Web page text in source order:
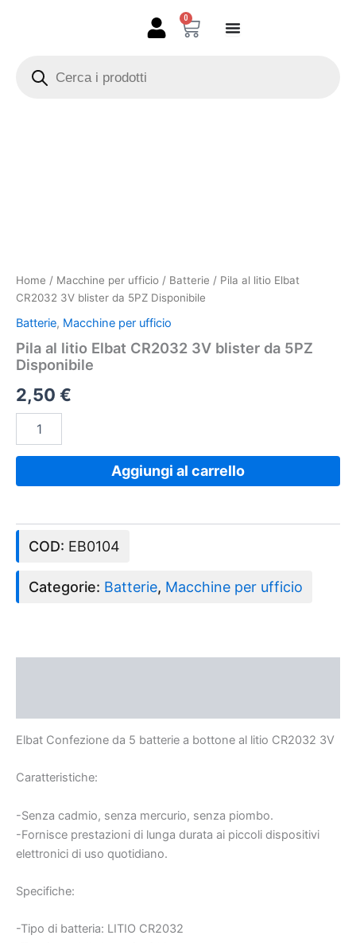
0
Carrello
search
Home / Macchine per ufficio / Batterie / Pila al litio Elbat
CR2032 3V blister da 5PZ Disponibile
Batterie, Macchine per ufficio
Pila al litio Elbat CR2032 3V blister da 5PZ
Disponibile
2,50 €
quantità
Aggiungi al carrello
COD: EB0104
Categorie: Batterie, Macchine per ufficio
Elbat Confezione da 5 batterie a bottone al litio CR2032 3V
Caratteristiche:
-Senza cadmio, senza mercurio, senza piombo.
-Fornisce prestazioni di lunga durata ai piccoli dispositivi
elettronici di uso quotidiano.
Specifiche:
-Tipo di batteria: LITIO CR2032